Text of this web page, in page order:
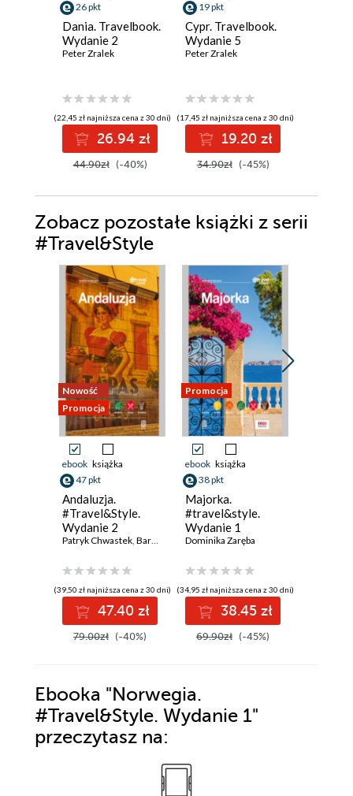
26 pkt
Dania. Travelbook.
Wydanie 2
Peter Zralek
(22,45 zł najniższa cena z 30 dni)
26.94 zł
44.90zł (-40%)
19 pkt
Cypr. Travelbook.
Wydanie 5
Peter Zralek
(17,45 zł najniższa cena z 30 dni)
19.20 zł
34.90zł (-45%)
Zobacz pozostałe książki z serii
#Travel&Style
Nowość
Promocja
ebook książka
47 pkt
Andaluzja.
#Travel&Style.
Wydanie 2
Patryk Chwastek Barbara Tworek ,Piotr Jabłoński
(39,50 zł najniższa cena z 30 dni)
47.40 zł
79.00zł (-40%)
Promocja
ebook książka
38 pkt
Majorka.
#travel&style.
Wydanie 1
Dominika Zaręba
(34,95 zł najniższa cena z 30 dni)
38.45 zł
69.90zł (-45%)
Ebooka "Norwegia.
#Travel&Style. Wydanie 1"
przeczytasz na: